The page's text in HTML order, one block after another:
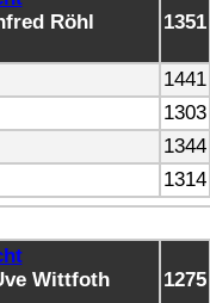
1351
1441
1303
1344
1314
1275